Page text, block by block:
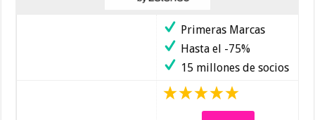
Primeras Marcas
Hasta el -75%
15 millones de socios